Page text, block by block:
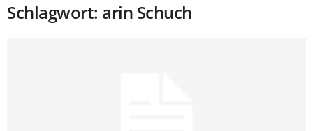
Schlagwort: arin Schuch